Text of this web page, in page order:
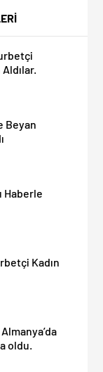
Beyan
Haberle
Kadın
oldu.